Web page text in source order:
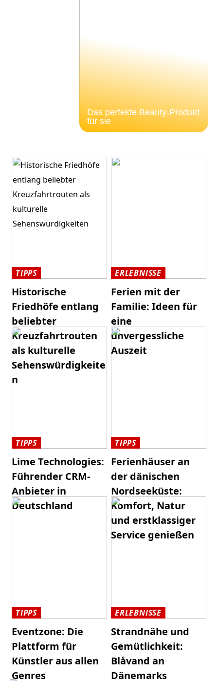
Das perfekte Beauty-Produkt
für sie
TIPPS
Historische
Friedhöfe entlang
beliebter
Kreuzfahrtrouten
als kulturelle
Sehenswürdigkeite
n
ERLEBNISSE
Ferien mit der
Familie: Ideen für
eine
unvergessliche
Auszeit
TIPPS
Lime Technologies:
Führender CRM-
Anbieter in
Deutschland
TIPPS
Ferienhäuser an
der dänischen
Nordseeküste:
Komfort, Natur
und erstklassiger
Service genießen
TIPPS
Eventzone: Die
Plattform für
Künstler aus allen
Genres
ERLEBNISSE
Strandnähe und
Gemütlichkeit:
Blåvand an
Dänemarks